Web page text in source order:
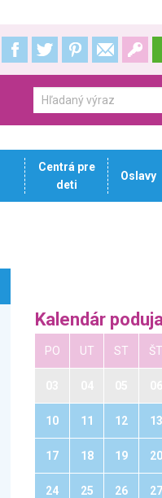
Centrá pre
deti
Oslavy
Kalendár
PO UT ST ŠT
10 11 12 13
17 18 19 20
24 25 26 27